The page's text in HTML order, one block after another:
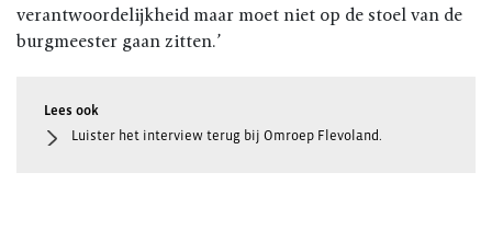
verantwoordelijkheid maar moet niet op de stoel van de
burgmeester gaan zitten.’
Luister het interview terug bij Omroep Flevoland.